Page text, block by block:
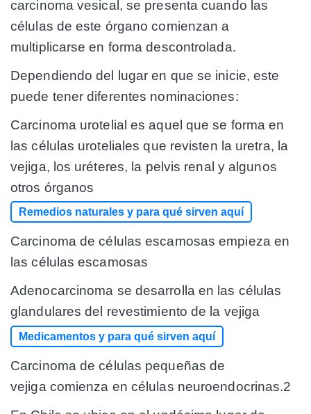
carcinoma vesical, se presenta cuando las
células de este órgano comienzan a
multiplicarse en forma descontrolada.
Dependiendo del lugar en que se inicie, este
puede tener diferentes nominaciones:
Carcinoma urotelial es aquel que se forma en
las células uroteliales que revisten la uretra, la
vejiga, los uréteres, la pelvis renal y algunos
otros órganos
Remedios naturales y para qué sirven aquí
Carcinoma de células escamosas empieza en
las células escamosas
Adenocarcinoma se desarrolla en las células
glandulares del revestimiento de la vejiga
Medicamentos y para qué sirven aquí
Carcinoma de células pequeñas de
vejiga comienza en células neuroendocrinas.2